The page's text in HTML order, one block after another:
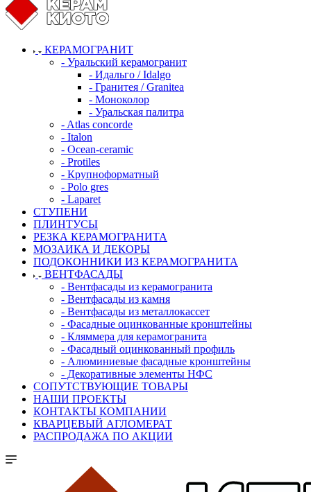
КЕРАМОГРАНИТ
- Уральский керамогранит
- Идальго / Idalgo
- Гранитея / Granitea
- Моноколор
- Уральская палитра
- Atlas concorde
- Italon
- Ocean-ceramic
- Protiles
- Крупноформатный
- Polo gres
- Laparet
СТУПЕНИ
ПЛИНТУСЫ
РЕЗКА КЕРАМОГРАНИТА
МОЗАИКА И ДЕКОРЫ
ПОДОКОННИКИ ИЗ КЕРАМОГРАНИТА
ВЕНТФАСАДЫ
- Вентфасады из керамогранита
- Вентфасады из камня
- Вентфасады из металлокассет
- Фасадные оцинкованные кронштейны
- Кляммера для керамогранита
- Фасадный оцинкованный профиль
- Алюминиевые фасадные кронштейны
- Декоративные элементы НФС
СОПУТСТВУЮЩИЕ ТОВАРЫ
НАШИ ПРОЕКТЫ
КОНТАКТЫ КОМПАНИИ
КВАРЦЕВЫЙ АГЛОМЕРАТ
РАСПРОДАЖА ПО АКЦИИ